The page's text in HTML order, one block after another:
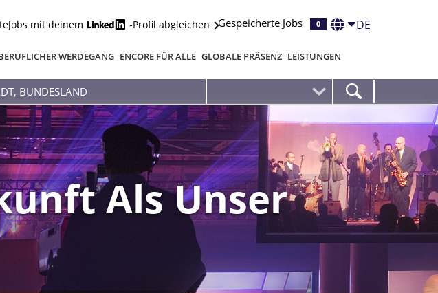
Jobs mit deinem -Profil abgleichen Gespeicherte Jobs 0 DE
WERDEGANG ENCORE FÜR ALLE GLOBALE PRÄSENZ LEISTUNGEN
Als Unser